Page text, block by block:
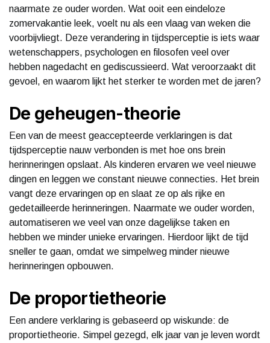
naarmate ze ouder worden. Wat ooit een eindeloze
zomervakantie leek, voelt nu als een vlaag van weken die
voorbijvliegt. Deze verandering in tijdsperceptie is iets waar
wetenschappers, psychologen en filosofen veel over
hebben nagedacht en gediscussieerd. Wat veroorzaakt dit
gevoel, en waarom lijkt het sterker te worden met de jaren?
De geheugen-theorie
Een van de meest geaccepteerde verklaringen is dat
tijdsperceptie nauw verbonden is met hoe ons brein
herinneringen opslaat. Als kinderen ervaren we veel nieuwe
dingen en leggen we constant nieuwe connecties. Het brein
vangt deze ervaringen op en slaat ze op als rijke en
gedetailleerde herinneringen. Naarmate we ouder worden,
automatiseren we veel van onze dagelijkse taken en
hebben we minder unieke ervaringen. Hierdoor lijkt de tijd
sneller te gaan, omdat we simpelweg minder nieuwe
herinneringen opbouwen.
De proportietheorie
Een andere verklaring is gebaseerd op wiskunde: de
proportietheorie. Simpel gezegd, elk jaar van je leven wordt